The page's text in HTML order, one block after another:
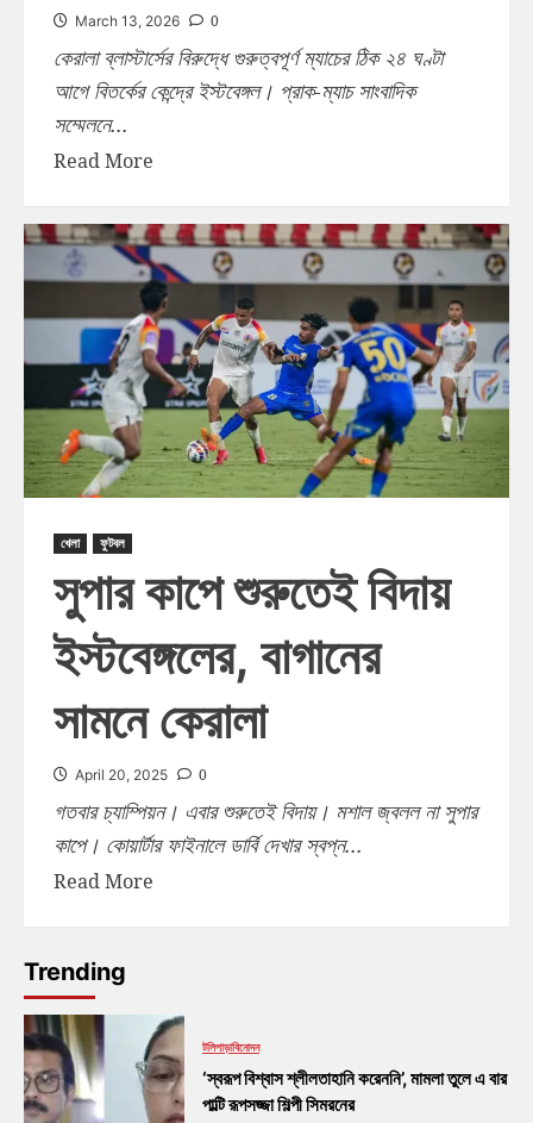
March 13, 2026 0
কেরালা ব্লাস্টার্সের বিরুদ্ধে গুরুত্বপূর্ণ ম্যাচের ঠিক ২৪ ঘণ্টা
আগে বিতর্কের কেন্দ্রে ইস্টবেঙ্গল। প্রাক-ম্যাচ সাংবাদিক
সম্মেলনে...
Read More
খেলা ফুটবল
সুপার কাপে শুরুতেই বিদায়
ইস্টবেঙ্গলের, বাগানের
সামনে কেরালা
April 20, 2025 0
গতবার চ্যাম্পিয়ন। এবার শুরুতেই বিদায়। মশাল জ্বলল না সুপার
কাপে। কোয়ার্টার ফাইনালে ডার্বি দেখার স্বপ্ন...
Read More
Trending
টলিপাড়াবিনোদন
‘স্বরূপ বিশ্বাস শ্লীলতাহানি করেননি’, মামলা তুলে এ বার
পাল্টি রূপসজ্জা শিল্পী সিমরনের